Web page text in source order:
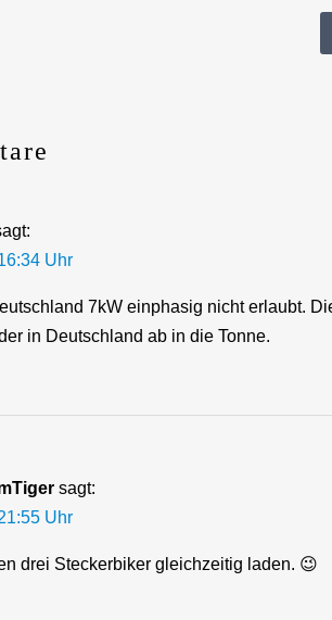
Uhr
7kW einphasig nicht erlaubt.
in Deutschland ab in die Tonne.
sagt:
Uhr
drei Steckerbiker gleichzeitig laden. 😉